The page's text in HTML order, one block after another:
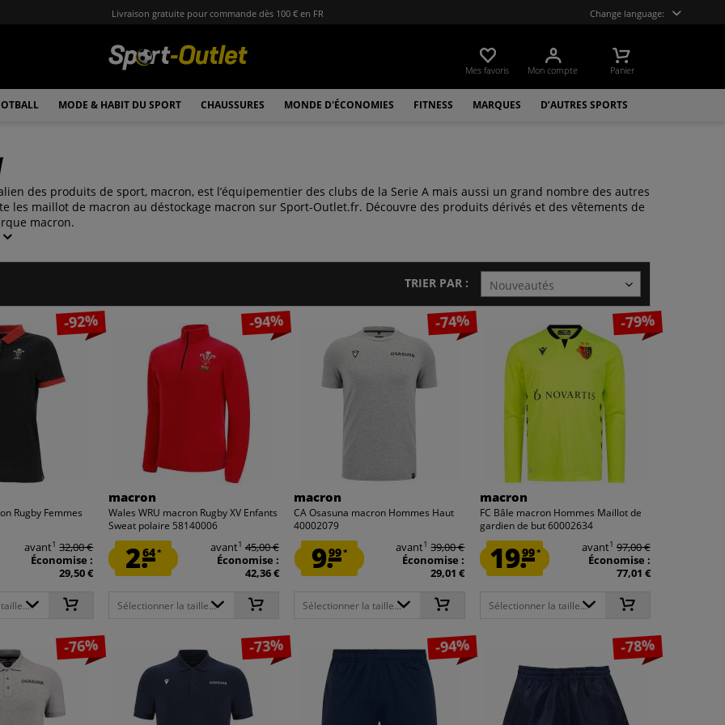
Livraison gratuite pour commande dès 100 € en FR Change language:
Mes favoris Mon compte Panier
MODE & HABIT DU SPORT CHAUSSURES MONDE D'ÉCONOMIES FITNESS MARQUES D’AUTRES SPORTS
des produits de sport, macron, est l’équipementier des clubs de la Serie A mais aussi un grand nombre des autres
les maillot de macron au déstockage macron sur Sport-Outlet.fr. Découvre des produits dérivés et des vêtements de
macron.
TRIER PAR :
-92%
Rugby Femmes
avant1 32,00 €
Économise :
29,50 €
-94%
macron
Wales WRU macron Rugby XV Enfants
Sweat polaire 58140006
2.64* avant1 45,00 €
Économise :
42,36 €
Sélectionner la taille...
-74%
macron
CA Osasuna macron Hommes Haut
40002079
9.99* avant1 39,00 €
Économise :
29,01 €
Sélectionner la taille...
-79%
macron
FC Bâle macron Hommes Maillot de
gardien de but 60002634
19.99* avant1 97,00 €
Économise :
77,01 €
Sélectionner la taille...
-76% -73% -94% -78%